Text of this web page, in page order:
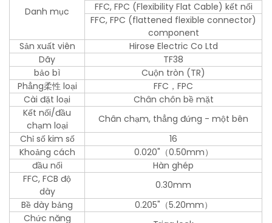
Danh mục
FFC, FPC (Flexibility Flat Cable) kết nối
FFC, FPC (flattened flexible connector)
component
Sản xuất viên
Hirose Electric Co Ltd
Dãy
TF38
bảo bì
Cuộn tròn (TR)
Phẳng柔性 loại
FFC，FPC
Cài đặt loại
Chân chôn bề mặt
Kết nối/đầu
chạm loại
Chân chạm, thẳng đứng - một bên
Chỉ số kim số
16
Khoảng cách
0.020"（0.50mm）
đầu nối
Hàn ghép
FFC, FCB độ
dày
0.30mm
Bề dày bảng
0.205"（5.20mm）
Chức năng